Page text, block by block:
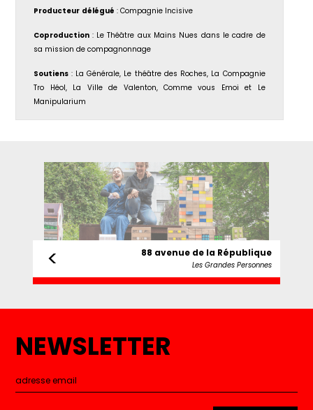
Producteur délégué : Compagnie Incisive
Coproduction : Le Théâtre aux Mains Nues dans le cadre de
sa mission de compagnonnage
Soutiens : La Générale, Le théâtre des Roches, La Compagnie
Tro Héol, La Ville de Valenton, Comme vous Emoi et Le
Manipularium
88 avenue de la République
Les Grandes Personnes
<
NEWSLETTER